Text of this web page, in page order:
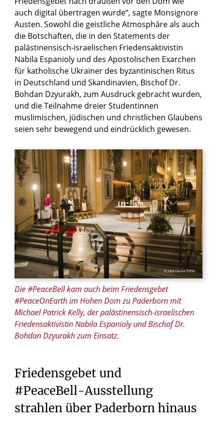
© Julia Carola Pohle
Die #PeaceBell kam auch beim Friedensgebet
#PeaceOnEarth im Hohen Dom zu Paderborn mit
Michael Patrick Kelly, der palästinensisch-israelischen
Friedensaktivistin Nabila Espanioly und Bischof Dr.
Bohdan Dzyurakh zum Einsatz.
auch digital übertragen wurde“, sagte Monsignore
Austen. Sowohl die geistliche Atmosphäre als auch
die Botschaften, die in den Statements der
palästinensisch-israelischen Friedensaktivistin
Nabila Espanioly und des Apostolischen Exarchen
für katholische Ukrainer des byzantinischen Ritus
in Deutschland und Skandinavien, Bischof Dr.
Bohdan Dzyurakh, zum Ausdruck gebracht wurden,
und die Teilnahme dreier Studentinnen
muslimischen, jüdischen und christlichen Glaubens
seien sehr bewegend und eindrücklich gewesen.
Friedensgebet und
#PeaceBell-Ausstellung
strahlen über Paderbornhinaus